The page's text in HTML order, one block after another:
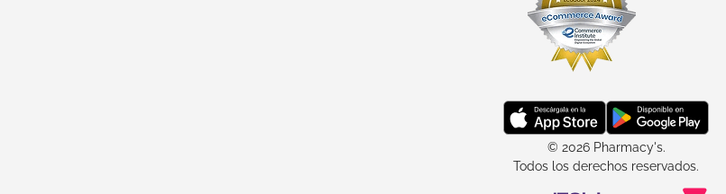
© 2026 Pharmacy's.
Todos los derechos reservados.